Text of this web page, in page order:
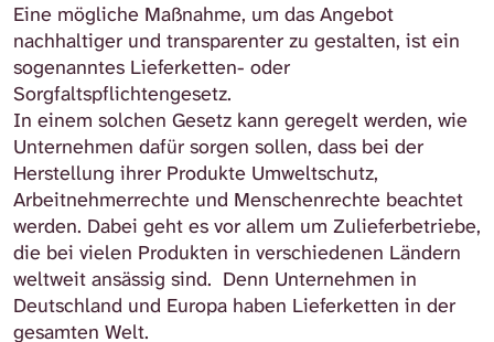
Eine mögliche Maßnahme, um das Angebot
nachhaltiger und transparenter zu gestalten, ist ein
sogenanntes Lieferketten- oder
Sorgfaltspflichtengesetz.
In einem solchen Gesetz kann geregelt werden, wie
Unternehmen dafür sorgen sollen, dass bei der
Herstellung ihrer Produkte Umweltschutz,
Arbeitnehmerrechte und Menschenrechte beachtet
werden. Dabei geht es vor allem um Zulieferbetriebe,
die bei vielen Produkten in verschiedenen Ländern
weltweit ansässig sind. Denn Unternehmen in
Deutschland und Europa haben Lieferketten in der
gesamten Welt.